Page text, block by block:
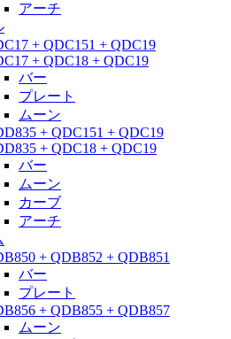
アーチ
+ QDC151 + QDC19
+ QDC18 + QDC19
バー
プレート
ムーン
+ QDC151 + QDC19
+ QDC18 + QDC19
バー
ムーン
カーブ
アーチ
+ QDB852 + QDB851
バー
プレート
+ QDB855 + QDB857
ムーン